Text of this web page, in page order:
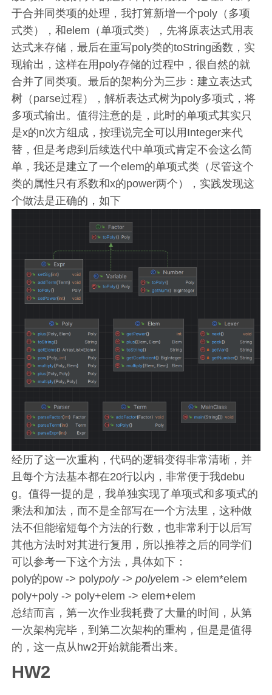
于合并同类项的处理，我打算新增一个poly（多项
式类），和elem（单项式类），先将原表达式用表
达式来存储，最后在重写poly类的toString函数，实
现输出，这样在用poly存储的过程中，很自然的就
合并了同类项。最后的架构分为三步：建立表达式
树（parse过程），解析表达式树为poly多项式，将
多项式输出。值得注意的是，此时的单项式其实只
是x的n次方组成，按理说完全可以用Integer来代
替，但是考虑到后续迭代中单项式肯定不会这么简
单，我还是建立了一个elem的单项式类（尽管这个
类的属性只有系数和x的power两个），实践发现这
个做法是正确的，如下
经历了这一次重构，代码的逻辑变得非常清晰，并
且每个方法基本都在20行以内，非常便于我debu
g。值得一提的是，我单独实现了单项式和多项式的
乘法和加法，而不是全部写在一个方法里，这种做
法不但能缩短每个方法的行数，也非常利于以后写
其他方法时对其进行复用，所以推荐之后的同学们
可以参考一下这个方法，具体如下：
poly的pow -> polypoly -> polyelem -> elem*elem
poly+poly -> poly+elem -> elem+elem
总结而言，第一次作业我耗费了大量的时间，从第
一次架构完毕，到第二次架构的重构，但是是值得
的，这一点从hw2开始就能看出来。
HW2